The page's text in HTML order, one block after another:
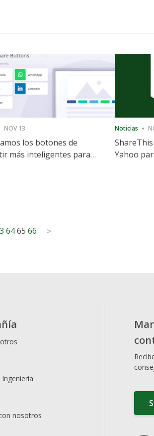
NOV 13
los botones de
más inteligentes para
Noticias
Yahoo
6465 66 >
nosotros